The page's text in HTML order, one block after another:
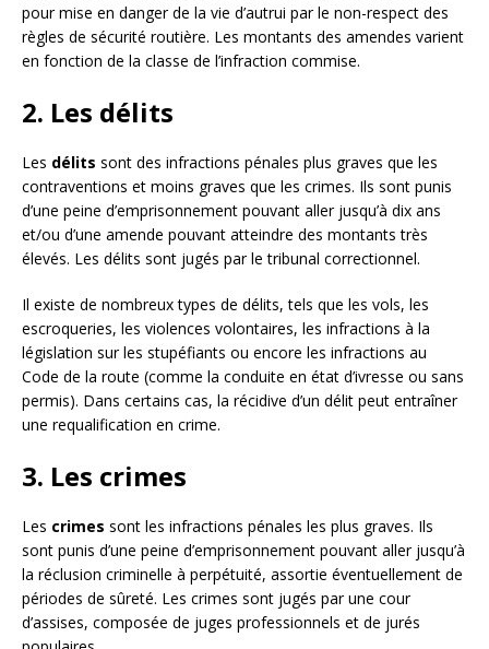
pour mise en danger de la vie d’autrui par le non-respect des
règles de sécurité routière. Les montants des amendes varient
en fonction de la classe de l’infraction commise.
2. Les délits
Les délits sont des infractions pénales plus graves que les
contraventions et moins graves que les crimes. Ils sont punis
d’une peine d’emprisonnement pouvant aller jusqu’à dix ans
et/ou d’une amende pouvant atteindre des montants très
élevés. Les délits sont jugés par le tribunal correctionnel.
Il existe de nombreux types de délits, tels que les vols, les
escroqueries, les violences volontaires, les infractions à la
législation sur les stupéfiants ou encore les infractions au
Code de la route (comme la conduite en état d’ivresse ou sans
permis). Dans certains cas, la récidive d’un délit peut entraîner
une requalification en crime.
3. Les crimes
Les crimes sont les infractions pénales les plus graves. Ils
sont punis d’une peine d’emprisonnement pouvant aller jusqu’à
la réclusion criminelle à perpétuité, assortie éventuellement de
périodes de sûreté. Les crimes sont jugés par une cour
d’assises, composée de juges professionnels et de jurés